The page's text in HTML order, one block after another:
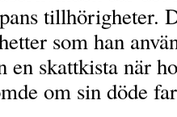
tillhörigheter.
som han
en skattkista när
om sin döde